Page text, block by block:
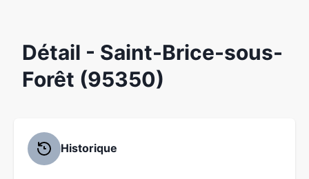
Détail - Saint-Brice-sous-
Forêt (95350)
Historique